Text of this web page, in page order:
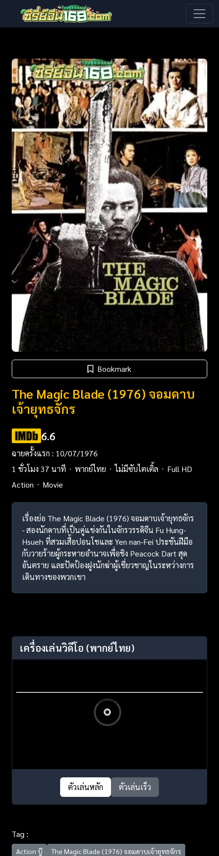
Bookmark
The Magic Blade (1976) จอมดาบ
เจ้ายุทธจักร
6.6
ฉายครั้งแรก : 10/07/1976
1 ชั่วโมง 37 นาที
พากย์ไทย ไม่มีซับไตเติ้ล
Full HD
Action
Movie
เรื่องย่อ The Magic Blade (1976) จอมดาบเจ้ายุทธจักร
- สองนักดาบที่เป็นคู่แข่งกันในจักรวรรดิจีน Fu Hung-
Hsueh ที่สวมเสื้อปอนโชและ Yen nan-Fei ประชันฝีมือ
กับวายร้ายผู้กระหายอำนาจเพื่อชิง Peacock Dart สุด
อันตราย และปัดป้องฝูงนักฆ่าผู้เชี่ยวชาญในระหว่างการ
เดินทางของพวกเขา
เครื่องเล่นวิดีโอ (พากย์ไทย)
ตัวเล่นหลัก ตัวเล่นเร็ว
Tag :
Action บู๊
The Magic Blade (1976) จอมดาบเจ้ายุทธจักร